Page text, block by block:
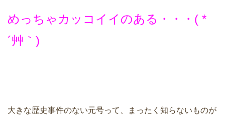
めっちゃカッコイイのある・・・( *
´艸｀)
大きな歴史事件のない元号って、まったく知らないものが